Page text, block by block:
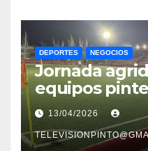
DEPORTES NEGOCIOS
Jornada
equipos
Preferente
Atlético de
amenaza
13/04/2026